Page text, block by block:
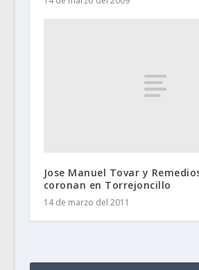
Jose Manuel Tovar y
coronan en Torrejoncillo
14 de marzo del 2011